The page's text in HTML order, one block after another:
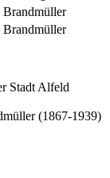
Stadt Alfeld
(1867-1939)